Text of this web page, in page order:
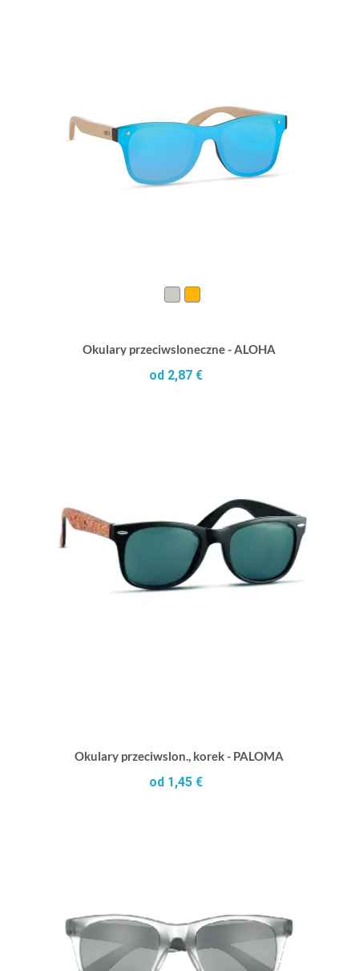
Okulary przeciwsloneczne - ALOHA
od 2,87 €
Okulary przeciwslon., korek - PALOMA
od 1,45 €